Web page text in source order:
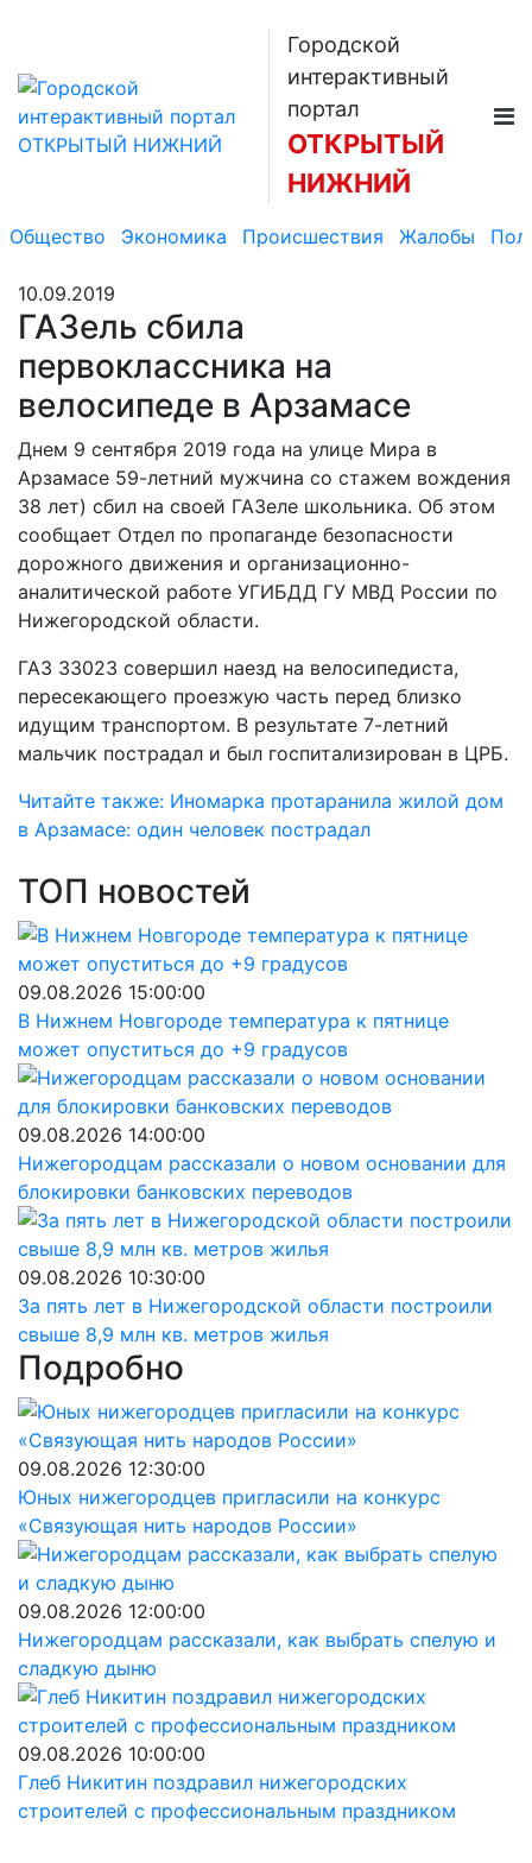
Городской
интерактивный
портал
ОТКРЫТЫЙ
НИЖНИЙ
Общество Экономика Происшествия Жалобы
10.09.2019
ГАЗель сбила
первоклассника на
велосипеде в Арзамасе
Днем 9 сентября 2019 года на улице Мира в
Арзамасе 59-летний мужчина со стажем вождения
38 лет) сбил на своей ГАЗеле школьника. Об этом
сообщает Отдел по пропаганде безопасности
дорожного движения и организационно-
аналитической работе УГИБДД ГУ МВД России по
Нижегородской области.
ГАЗ 33023 совершил наезд на велосипедиста,
пересекающего проезжую часть перед близко
идущим транспортом. В результате 7-летний
мальчик пострадал и был госпитализирован в ЦРБ.
Читайте также: Иномарка протаранила жилой дом
в Арзамасе: один человек пострадал
ТОП новостей
09.08.2026 15:00:00
В Нижнем Новгороде температура к пятнице
может опуститься до +9 градусов
09.08.2026 14:00:00
Нижегородцам рассказали о новом основании для
блокировки банковских переводов
09.08.2026 10:30:00
За пять лет в Нижегородской области построили
свыше 8,9 млн кв. метров жилья
Подробно
09.08.2026 12:30:00
Юных нижегородцев пригласили на конкурс
«Связующая нить народов России»
09.08.2026 12:00:00
Нижегородцам рассказали, как выбрать спелую и
сладкую дыню
09.08.2026 10:00:00
Глеб Никитин поздравил нижегородских
строителей с профессиональным праздником